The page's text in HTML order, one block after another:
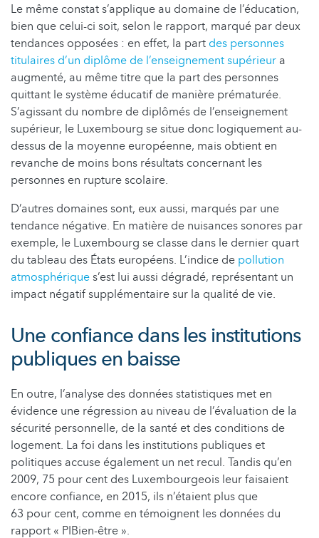
Le même constat s’applique au domaine de l’éducation,
bien que celui-ci soit, selon le rapport, marqué par deux
tendances opposées : en effet, la part des personnes
titulaires d’un diplôme de l’enseignement supérieur a
augmenté, au même titre que la part des personnes
quittant le système éducatif de manière prématurée.
S’agissant du nombre de diplômés de l’enseignement
supérieur, le Luxembourg se situe donc logiquement au-
dessus de la moyenne européenne, mais obtient en
revanche de moins bons résultats concernant les
personnes en rupture scolaire.
D’autres domaines sont, eux aussi, marqués par une
tendance négative. En matière de nuisances sonores par
exemple, le Luxembourg se classe dans le dernier quart
du tableau des États européens. L’indice de pollution
atmosphériques’est lui aussi dégradé, représentant un
impact négatif supplémentaire sur la qualité de vie.
Une confiance dans les institutions
publiques en baisse
En outre, l’analyse des données statistiques met en
évidence une régression au niveau de l’évaluation de la
sécurité personnelle, de la santé et des conditions de
logement. La foi dans les institutions publiques et
politiques accuse également un net recul. Tandis qu’en
2009, 75 pour cent des Luxembourgeois leur faisaient
encore confiance, en 2015, ils n’étaient plus que
63 pour cent, comme en témoignent les données du
rapport « PIBien-être ».